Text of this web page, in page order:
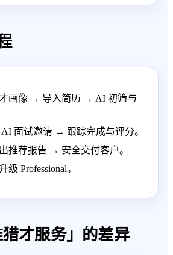
画像 → 导入简历 → AI 初筛与
面试邀请 → 跟踪完成与评分。
推荐报告 → 安全交付客户。
级 Professional。
才服务」的差异